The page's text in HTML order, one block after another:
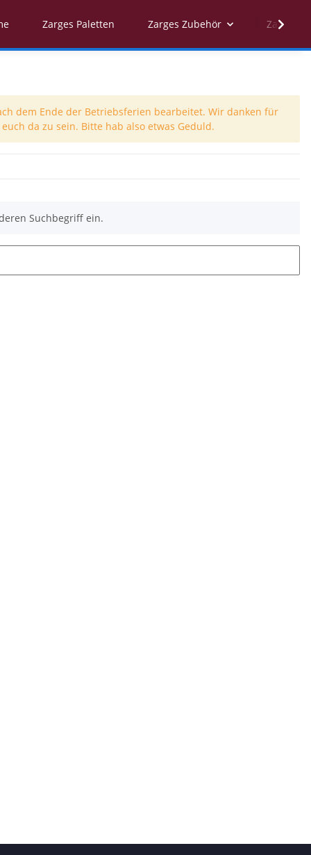
Zarges Paletten Zarges Zubehör Zarges
dem Ende der Betriebsferien bearbeitet. Wir danken für
da zu sein. Bitte hab also etwas Geduld.
Suchbegriff ein.